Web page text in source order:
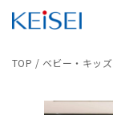
TOP / ベビー・キッズ